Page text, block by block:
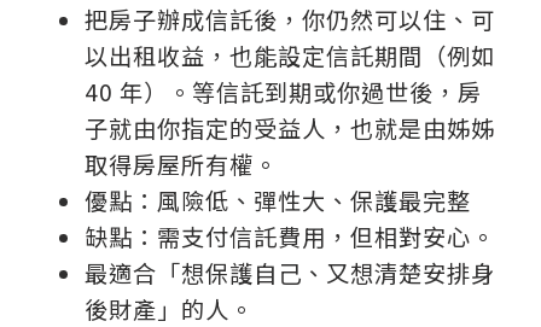
把房子辦成信託後，你仍然可以住、可
以出租收益，也能設定信託期間（例如
40 年）。等信託到期或你過世後，房
子就由你指定的受益人，也就是由姊姊
取得房屋所有權。
優點：風險低、彈性大、保護最完整
缺點：需支付信託費用，但相對安心。
最適合「想保護自己、又想清楚安排身
後財產」的人。